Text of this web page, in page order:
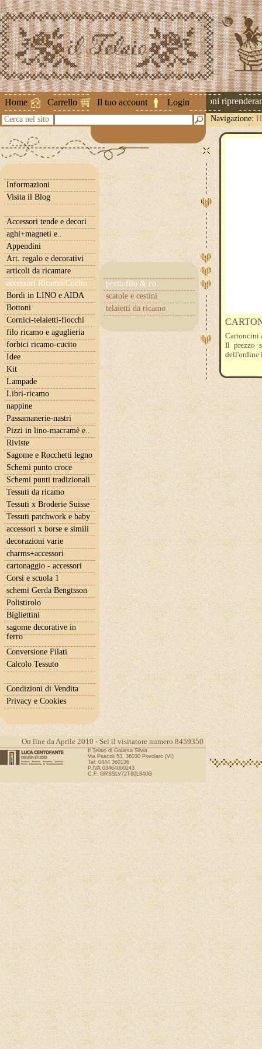
Home Carrello Il tuo account Login
Attenzione ! Le spedizioni
Cerca nel sito Navigazione:
passamaneria
Informazioni
Visita il Blog
Accessori tende e decori
aghi+magneti e..
Appendini
Art. regalo e decorativi
articoli da ricamare
accessori Ricamo/Cucito
porta-filo & co.
scatole e cestini
telaietti da ricamo
Bordi in LINO e AIDA
Bottoni
Cornici-telaietti-fiocchi
filo ricamo e aguglieria
forbici ricamo-cucito
Idee
Kit
Lampade
Libri-ricamo
nappine
Passamanerie-nastri
Pizzi in lino-macramè e..
Riviste
Sagome e Rocchetti legno
Schemi punto croce
Schemi punti tradizionali
Tessuti da ricamo
Tessuti x Broderie Suisse
Tessuti patchwork e baby
accessori x borse e simili
decorazioni varie
charms+accessori
cartonaggio - accessori
Corsi e scuola 1
schemi Gerda Bengtsson
Polistirolo
Bigliettini
sagome decorative in
ferro
Conversione Filati
Calcolo Tessuto
Condizioni di Vendita
Privacy e Cookies
Cartoncini
Il prezzo
dell'ordine
On line da Aprile 2010 - Sei il visitatore numero 8459350
Il Telaio di Gaiarsa Silvia
Via Pascoli 53, 36030 Povolaro (VI)
Tel: 0444 360136
P.IVA 03464000243
C.F. GRSSLV72T60L840G